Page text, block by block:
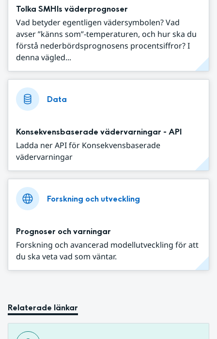
Tolka SMHIs väderprognoser
Vad betyder egentligen vädersymbolen? Vad
avser ”känns som”-temperaturen, och hur ska du
förstå nederbördsprognosens procentsiffror? I
denna vägled...
Data
Konsekvensbaserade vädervarningar - API
Ladda ner API för Konsekvensbaserade
vädervarningar
Forskning och utveckling
Prognoser och varningar
Forskning och avancerad modellutveckling för att
du ska veta vad som väntar.
Relaterade länkar